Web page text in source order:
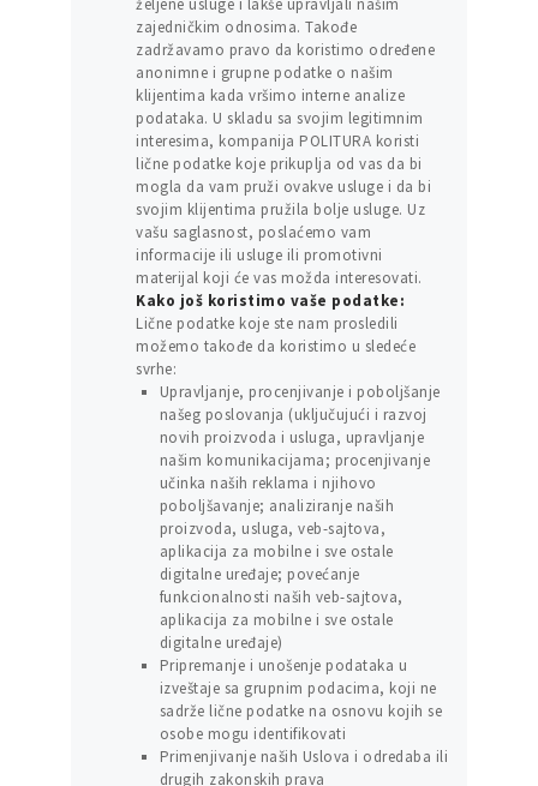
zajedničkim odnosima. Takođe
zadržavamo pravo da koristimo određene
anonimne i grupne podatke o našim
klijentima kada vršimo interne analize
podataka. U skladu sa svojim legitimnim
interesima, kompanija POLITURA koristi
lične podatke koje prikuplja od vas da bi
mogla da vam pruži ovakve usluge i da bi
svojim klijentima pružila bolje usluge. Uz
vašu saglasnost, poslaćemo vam
informacije ili usluge ili promotivni
materijal koji će vas možda interesovati.
Kako još koristimo vaše podatke:
Lične podatke koje ste nam prosledili
možemo takođe da koristimo u sledeće
svrhe:
Upravljanje, procenjivanje i poboljšanje
našeg poslovanja (uključujući i razvoj
novih proizvoda i usluga, upravljanje
našim komunikacijama; procenjivanje
učinka naših reklama i njihovo
poboljšavanje; analiziranje naših
proizvoda, usluga, veb-sajtova,
aplikacija za mobilne i sve ostale
digitalne uređaje; povećanje
funkcionalnosti naših veb-sajtova,
aplikacija za mobilne i sve ostale
digitalne uređaje)
Pripremanje i unošenje podataka u
izveštaje sa grupnim podacima, koji ne
sadrže lične podatke na osnovu kojih se
osobe mogu identifikovati
Primenjivanje naših Uslova i odredaba ili
drugih zakonskih prava